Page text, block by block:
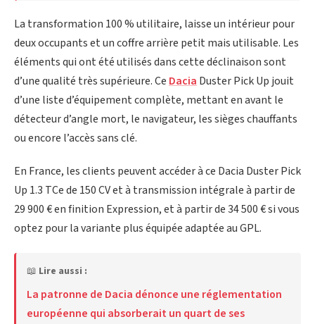
La transformation 100 % utilitaire, laisse un intérieur pour
deux occupants et un coffre arrière petit mais utilisable. Les
éléments qui ont été utilisés dans cette déclinaison sont
d’une qualité très supérieure. Ce Dacia Duster Pick Up jouit
d’une liste d’équipement complète, mettant en avant le
détecteur d’angle mort, le navigateur, les sièges chauffants
ou encore l’accès sans clé.
En France, les clients peuvent accéder à ce Dacia Duster Pick
Up 1.3 TCe de 150 CV et à transmission intégrale à partir de
29 900 € en finition Expression, et à partir de 34 500 € si vous
optez pour la variante plus équipée adaptée au GPL.
📖 Lire aussi :
La patronne de Dacia dénonce une réglementation
européenne qui absorberait un quart de ses